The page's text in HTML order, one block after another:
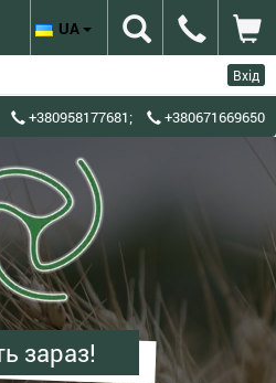
Вхід
+380958177681; +380671669650
зараз!
UA